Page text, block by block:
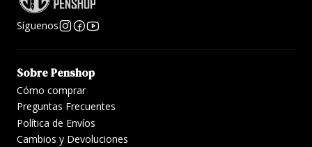
Síguenos
Sobre Penshop
Cómo comprar
Preguntas Frecuentes
Política de Envíos
Cambios y Devoluciones